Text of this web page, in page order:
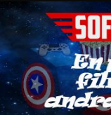
Hoppa
primärt
innehåll
Hoppa
sekundärt
innehåll
En podcast om film,